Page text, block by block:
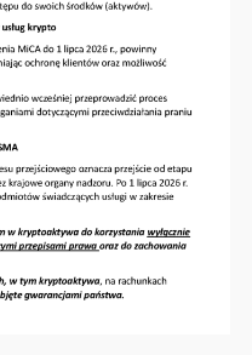
Plus i Ekomax)
mających na
i zwiększenie majątku